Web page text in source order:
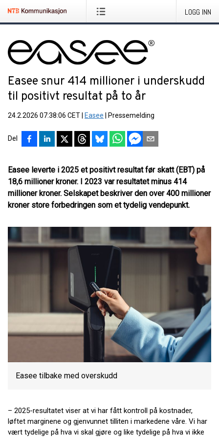
LOGG INN
Easee snur 414 millioner i underskudd
til positivt resultat på to år
24.2.2026 07:38:06 CET Easee Pressemelding
Del
Easee leverte i 2025 et positivt resultat før skatt (EBT) på
18,6 millioner kroner. I 2023 var resultatet minus 414
millioner kroner. Selskapet beskriver den over 400 millioner
kroner store forbedringen som et tydelig vendepunkt.
Easee tilbake med overskudd
– 2025-resultatet viser at vi har fått kontroll på kostnader,
løftet marginene og gjenvunnet tilliten i markedene våre. Vi har
vært tydelige på hva vi skal gjøre og like tydelige på hva vi ikke